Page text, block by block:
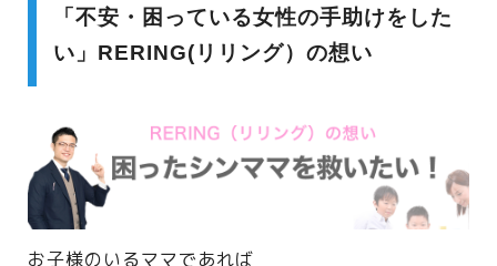
「不安・困っている女性の手助けをした
い」RERING(リリング）の想い
お子様のいるママであれば